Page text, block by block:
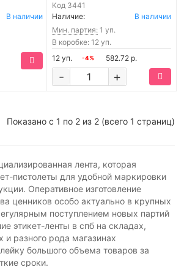
В наличии
Код 3441
Наличие:
В наличии
Мин. партия: 1 уп.
В коробке: 12 уп.
12 уп.
-4% 582.72 р.
+
-
Показано с 1 по 2 из 2 (всего 1 страниц)
лента, которая
пистолеты для удобной маркировки
Оперативное изготовление
ценников особо актуально в крупных
поступлением новых партий
этикет-ленты в спб на складах,
и разного рода магазинах
большого объема товаров за
сроки.